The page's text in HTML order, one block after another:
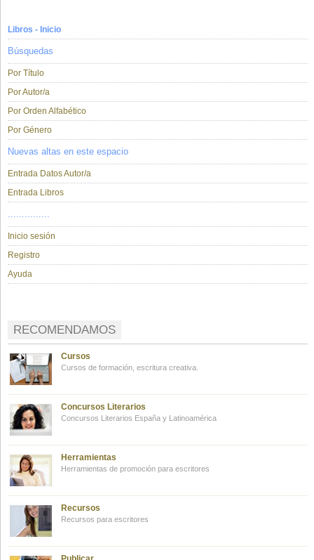
Libros - Inicio
Búsquedas
Por Título
Por Autor/a
Por Orden Alfabético
Por Género
Nuevas altas en este espacio
Entrada Datos Autor/a
Entrada Libros
...............
Inicio sesión
Registro
Ayuda
RECOMENDAMOS
Cursos
Cursos de formación, escritura creativa.
Concursos Literarios
Concursos Literarios España y Latinoamérica
Herramientas
Herramientas de promoción para escritores
Recursos
Recursos para escritores